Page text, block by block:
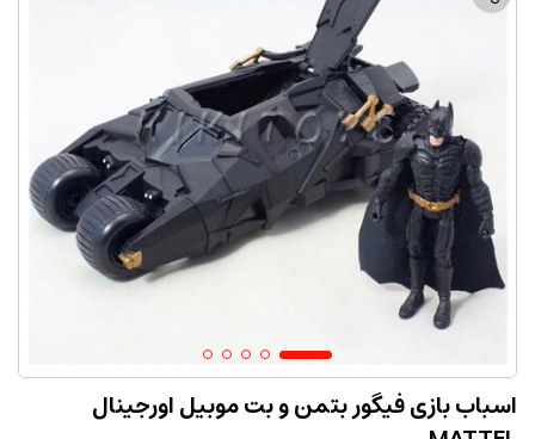
اسباب بازی فیگور بتمن و بت موبیل اورجینال